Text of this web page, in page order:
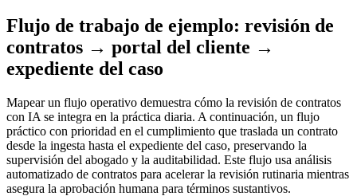
Flujo de trabajo de ejemplo: revisión de
contratos → portal del cliente →
expediente del caso
Mapear un flujo operativo demuestra cómo la revisión de contratos
con IA se integra en la práctica diaria. A continuación, un flujo
práctico con prioridad en el cumplimiento que traslada un contrato
desde la ingesta hasta el expediente del caso, preservando la
supervisión del abogado y la auditabilidad. Este flujo usa análisis
automatizado de contratos para acelerar la revisión rutinaria mientras
asegura la aprobación humana para términos sustantivos.